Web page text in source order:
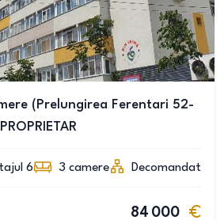
(Prelungirea Ferentari 52-
6 3 camere Decomandat
84 000